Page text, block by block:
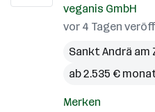
veganis GmbH
vor 4 Tagen
Sankt Andrä am
ab 2.535 €
Merken